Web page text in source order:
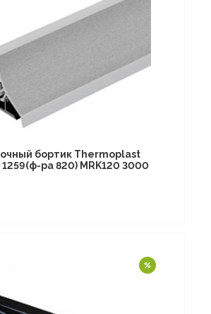
бортик Thermoplast
ра 820) MRK120 3000